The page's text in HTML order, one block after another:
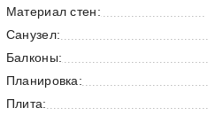
Материал стен:
Санузел:
Балконы:
Планировка:
Плита: